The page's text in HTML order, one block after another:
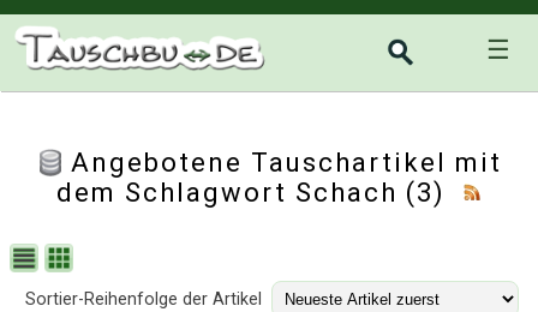
☰
Angebotene Tauschartikel mit
dem Schlagwort Schach (3)
Sortier-Reihenfolge der Artikel